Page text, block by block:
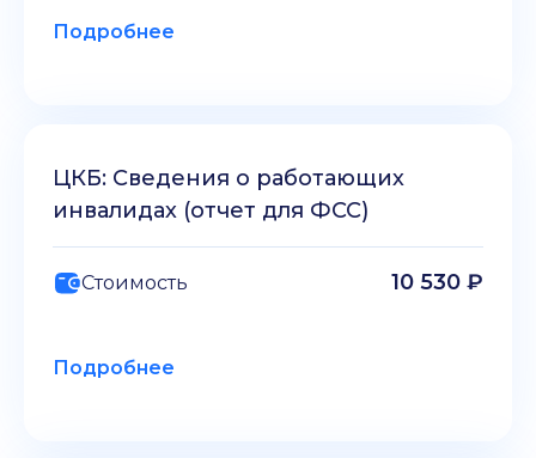
Подробнее
ЦКБ: Сведения о работающих
инвалидах (отчет для ФСС)
Стоимость 10 530 ₽
Подробнее